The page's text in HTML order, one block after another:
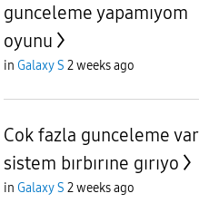
gunceleme yapamıyom
oyunu
in Galaxy S 2 weeks ago
Cok fazla gunceleme var
sistem bırbırıne gırıyo
in Galaxy S 2 weeks ago